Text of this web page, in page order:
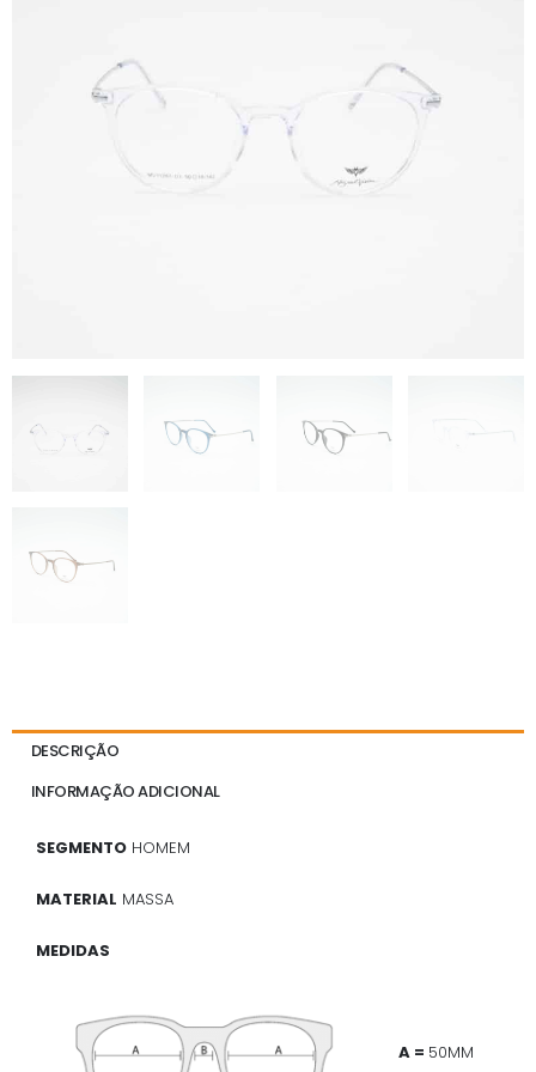
DESCRIÇÃO
INFORMAÇÃO ADICIONAL
SEGMENTO HOMEM
MATERIAL MASSA
MEDIDAS
A = 50MM